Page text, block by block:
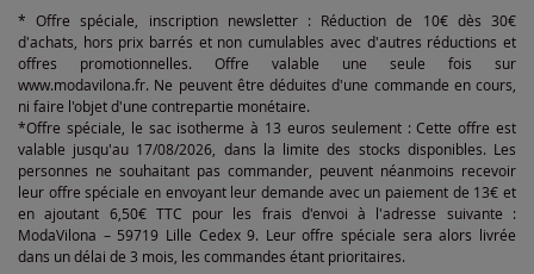
* Offre spéciale, inscription newsletter : Réduction de 10€ dès 30€
d'achats, hors prix barrés et non cumulables avec d'autres réductions et
offres promotionnelles. Offre valable une seule fois sur
www.modavilona.fr. Ne peuvent être déduites d'une commande en cours,
ni faire l'objet d'une contrepartie monétaire.
*Offre spéciale, le sac isotherme à 13 euros seulement : Cette offre est
valable jusqu'au 17/08/2026, dans la limite des stocks disponibles. Les
personnes ne souhaitant pas commander, peuvent néanmoins recevoir
leur offre spéciale en envoyant leur demande avec un paiement de 13€ et
en ajoutant 6,50€ TTC pour les frais d'envoi à l'adresse suivante :
ModaVilona – 59719 Lille Cedex 9. Leur offre spéciale sera alors livrée
dans un délai de 3 mois, les commandes étant prioritaires.